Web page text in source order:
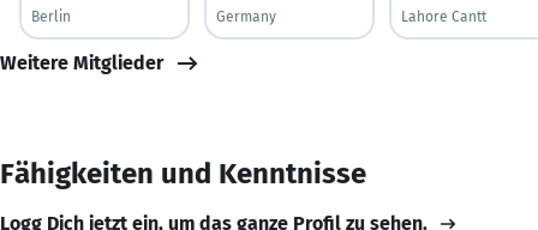
Berlin
Germany
Lahore Cantt
Weitere Mitglieder
Fähigkeiten und Kenntnisse
Logg Dich jetzt ein, um das ganze Profil zu sehen.